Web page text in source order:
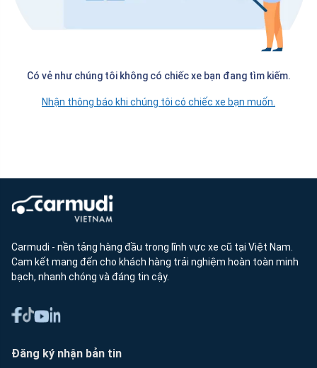
Có vẻ như chúng tôi không có chiếc xe bạn đang tìm kiếm.
Nhận thông báo khi chúng tôi có chiếc xe bạn muốn.
Carmudi - nền tảng hàng đầu trong lĩnh vực xe cũ tại Việt Nam.
Cam kết mang đến cho khách hàng trải nghiệm hoàn toàn minh
bạch, nhanh chóng và đáng tin cậy.
Đăng ký nhận bản tin